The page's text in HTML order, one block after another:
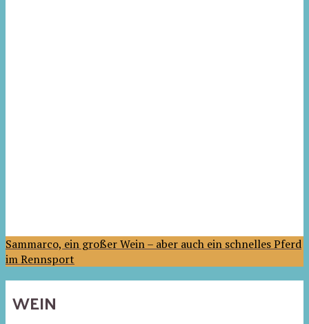
Sammarco, ein großer Wein – aber auch ein schnelles Pferd
im Rennsport
WEIN